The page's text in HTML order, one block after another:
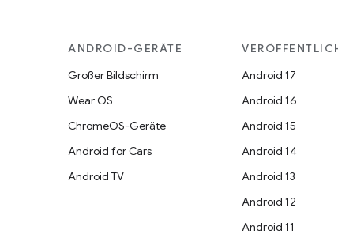
ANDROID-GERÄTE
Großer Bildschirm
Wear OS
ChromeOS-Geräte
Android for Cars
Android TV
Android 17
Android 16
Android 15
Android 14
Android 13
Android 12
Android 11